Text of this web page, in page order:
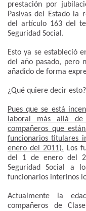
prestación por
Pasivas del Estado la
del artículo 163 del
Seguridad Social.
Esto ya se estableció
del año pasado, pero
añadido de forma
¿Qué quiere decir esto?
Pues que se está
laboral más allá
compañeros que
funcionarios titulares
enero del 2011). Los
del 1 de enero del
Seguridad Social a
funcionarios interinos
Actualmente la
compañeros de